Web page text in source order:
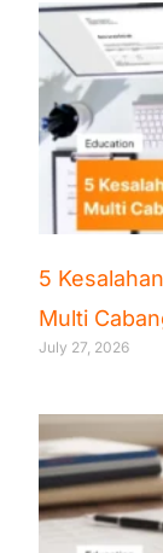
5
Multi
July 27, 2026